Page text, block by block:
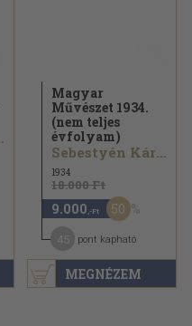
MEGNÉZEM
Magyar
Művészet 1934.
(nem teljes
évfolyam)
Sebestyén Károly...
1934
18.000 Ft
9.000 ,-Ft 50
pont kapható